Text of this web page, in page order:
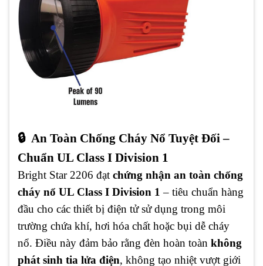
🔒 An Toàn Chống Cháy Nổ Tuyệt Đối –
Chuẩn UL Class I Division 1
Bright Star 2206 đạt chứng nhận an toàn chống
cháy nổ UL Class I Division 1 – tiêu chuẩn hàng
đầu cho các thiết bị điện tử sử dụng trong môi
trường chứa khí, hơi hóa chất hoặc bụi dễ cháy
nổ. Điều này đảm bảo rằng đèn hoàn toàn không
phát sinh tia lửa điện, không tạo nhiệt vượt giới